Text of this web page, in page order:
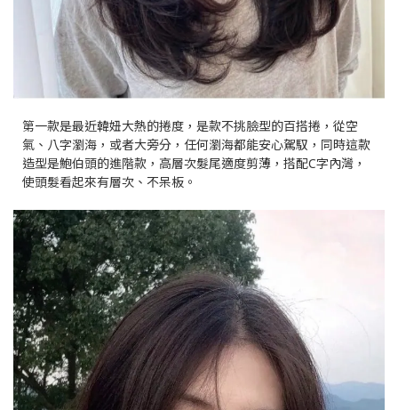
第一款是最近韓妞大熱的捲度，是款不挑臉型的百搭捲，從空
氣、八字瀏海，或者大旁分，任何瀏海都能安心駕馭，同時這款
造型是鮑伯頭的進階款，高層次髮尾適度剪薄，搭配C字內灣，
使頭髮看起來有層次、不呆板。